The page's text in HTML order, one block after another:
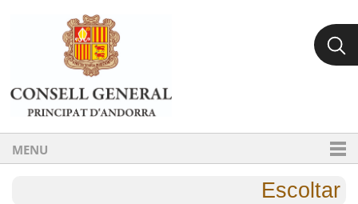
Ves al contingut.
Salta a la navegació
MENU
Escoltar